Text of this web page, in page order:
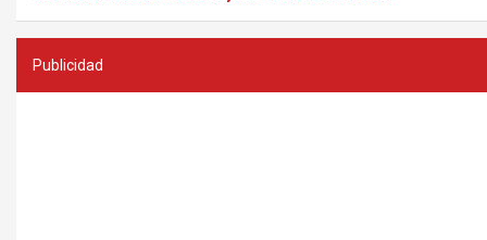
Publicidad